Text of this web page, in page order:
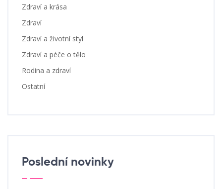
Zdraví a krása
Zdraví
Zdraví a životní styl
Zdraví a péče o tělo
Rodina a zdraví
Ostatní
Poslední novinky